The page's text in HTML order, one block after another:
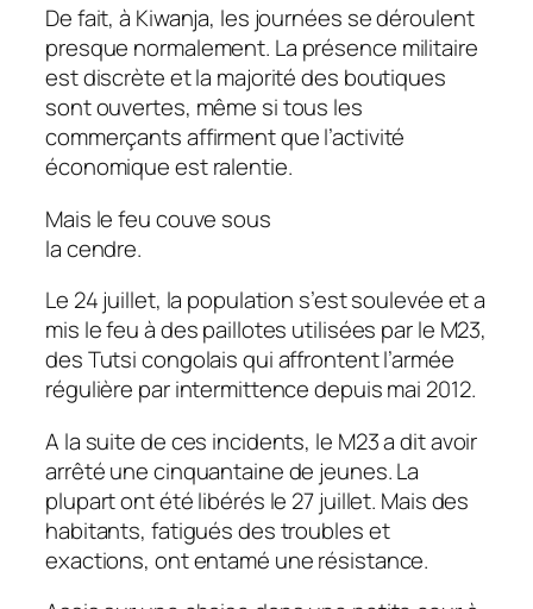
De fait, à Kiwanja, les journées se déroulent
presque normalement. La présence militaire
est discrète et la majorité des boutiques
sont ouvertes, même si tous les
commerçants affirment que l’activité
économique est ralentie.
Mais le feu couve sous
la cendre.
Le 24 juillet, la population s’est soulevée et a
mis le feu à des paillotes utilisées par le M23,
des Tutsi congolais qui affrontent l’armée
régulière par intermittence depuis mai 2012.
A la suite de ces incidents, le M23 a dit avoir
arrêté une cinquantaine de jeunes. La
plupart ont été libérés le 27 juillet. Mais des
habitants, fatigués des troubles et
exactions, ont entamé une résistance.